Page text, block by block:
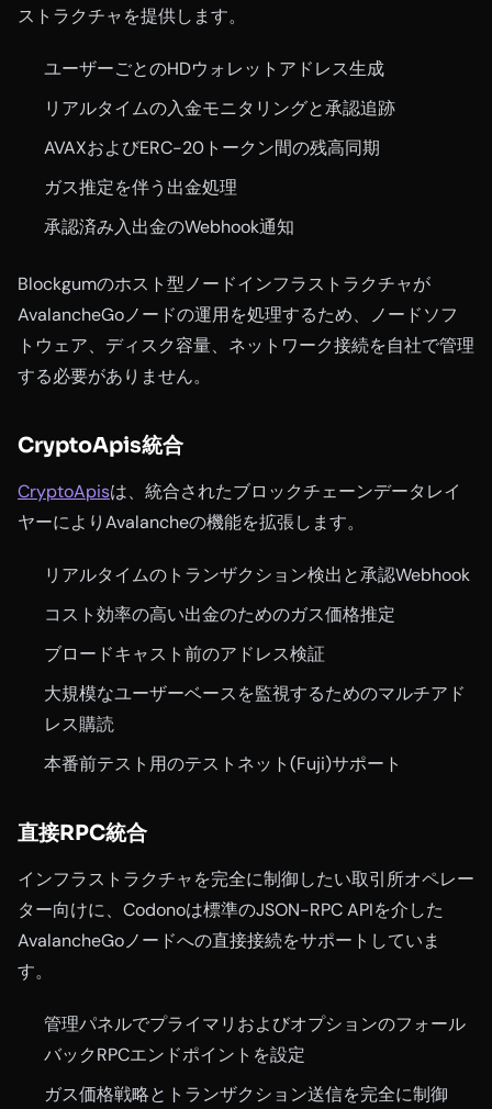
ストラクチャを提供します。
ユーザーごとのHDウォレットアドレス生成
リアルタイムの入金モニタリングと承認追跡
AVAXおよびERC-20トークン間の残高同期
ガス推定を伴う出金処理
承認済み入出金のWebhook通知
Blockgumのホスト型ノードインフラストラクチャが
AvalancheGoノードの運用を処理するため、ノードソフ
トウェア、ディスク容量、ネットワーク接続を自社で管理
する必要がありません。
CryptoApis統合
CryptoApisは、統合されたブロックチェーンデータレイ
ヤーによりAvalancheの機能を拡張します。
リアルタイムのトランザクション検出と承認Webhook
コスト効率の高い出金のためのガス価格推定
ブロードキャスト前のアドレス検証
大規模なユーザーベースを監視するためのマルチアド
レス購読
本番前テスト用のテストネット(Fuji)サポート
直接RPC統合
インフラストラクチャを完全に制御したい取引所オペレー
ター向けに、Codonoは標準のJSON-RPC APIを介した
AvalancheGoノードへの直接接続をサポートしていま
す。
管理パネルでプライマリおよびオプションのフォール
バックRPCエンドポイントを設定
ガス価格戦略とトランザクション送信を完全に制御